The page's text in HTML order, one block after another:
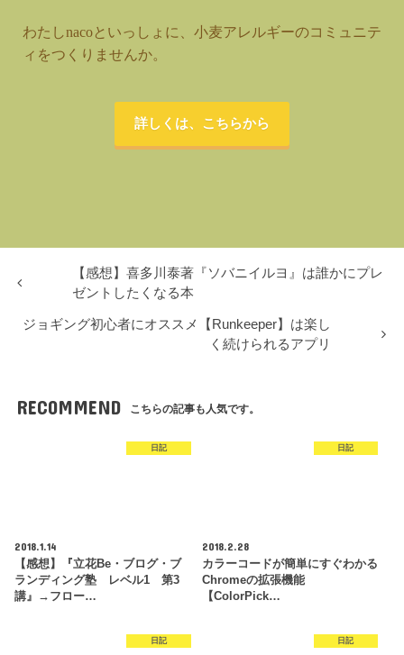
わたしnacoといっしょに、小麦アレルギーのコミュニテ
ィをつくりませんか。
詳しくは、こちらから
【感想】喜多川泰著『ソバニイルヨ』は誰かにプレ
ゼントしたくなる本
ジョギング初心者にオススメ【Runkeeper】は楽し
く続けられるアプリ
RECOMMEND こちらの記事も人気です。
日記
2018.1.14
【感想】『立花Be・ブログ・ブ
ランディング塾 レベル1 第3
講』→フロー…
日記
2018.2.28
カラーコードが簡単にすぐわかる
Chromeの拡張機能
【ColorPick…
日記 日記